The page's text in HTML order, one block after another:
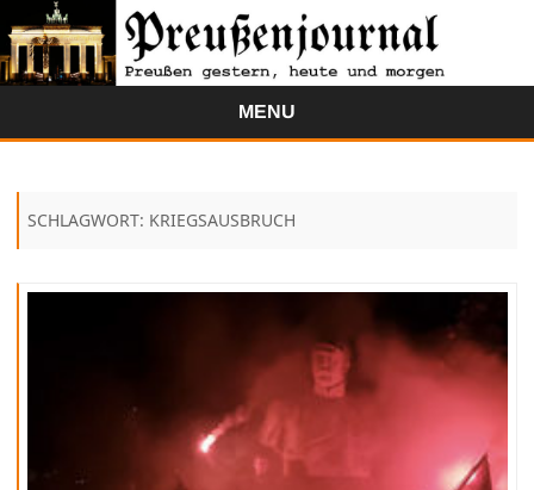
MENU
SCHLAGWORT: KRIEGSAUSBRUCH